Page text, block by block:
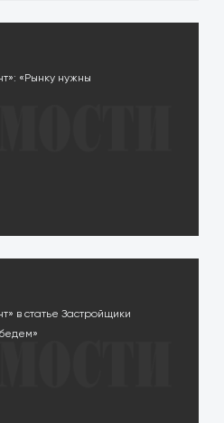
«Рынку нужны
в статье Застройщики